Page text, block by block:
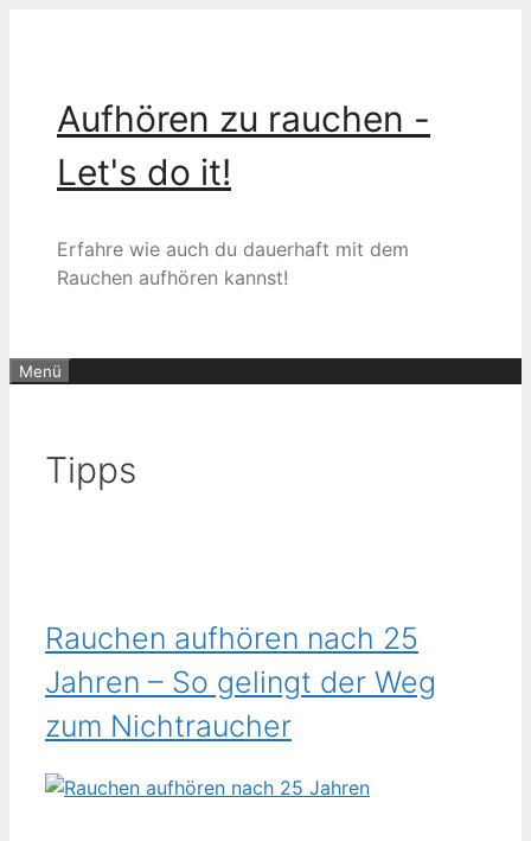
Aufhören zu rauchen -
Let's do it!
Erfahre wie auch du dauerhaft mit dem
Rauchen aufhören kannst!
Menü
Tipps
Rauchen aufhören nach 25
Jahren – So gelingt der Weg
zum Nichtraucher